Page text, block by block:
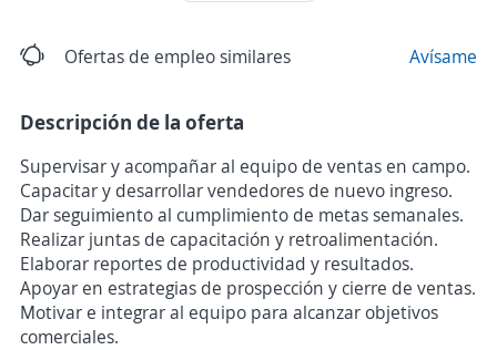
Ofertas de empleo similares Avísame
Descripción de la oferta
Supervisar y acompañar al equipo de ventas en campo.
Capacitar y desarrollar vendedores de nuevo ingreso.
Dar seguimiento al cumplimiento de metas semanales.
Realizar juntas de capacitación y retroalimentación.
Elaborar reportes de productividad y resultados.
Apoyar en estrategias de prospección y cierre de ventas.
Motivar e integrar al equipo para alcanzar objetivos
comerciales.